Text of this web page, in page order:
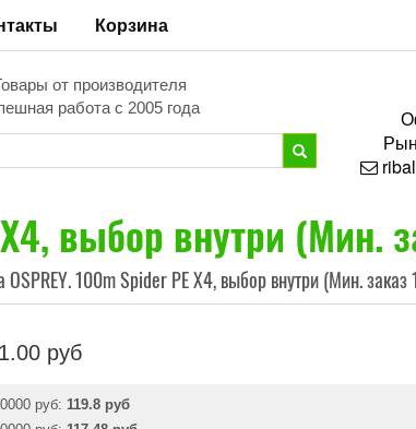
Корзина
от производителя
работа с 2005 года
выбор внутри (Мин.
OSPREY. 100m Spider PE X4, выбор внутри (Мин. заказ
руб
руб: 119.8 руб